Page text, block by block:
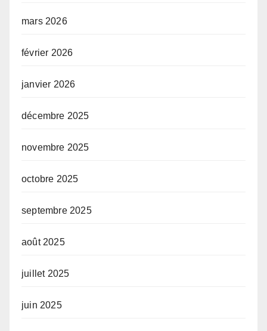
mars 2026
février 2026
janvier 2026
décembre 2025
novembre 2025
octobre 2025
septembre 2025
août 2025
juillet 2025
juin 2025